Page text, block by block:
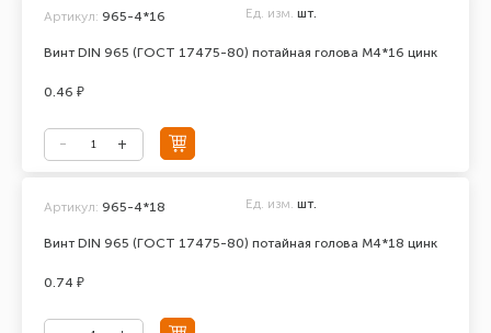
Винт DIN 965 (ГОСТ 17475-80) потайная голова М4*16 цинк
Артикул: 965-4*16 Ед. изм. шт.
0.46 ₽
Винт DIN 965 (ГОСТ 17475-80) потайная голова М4*18 цинк
Артикул: 965-4*18 Ед. изм. шт.
0.74 ₽